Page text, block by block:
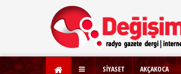
SİYASET AKÇAKOCA